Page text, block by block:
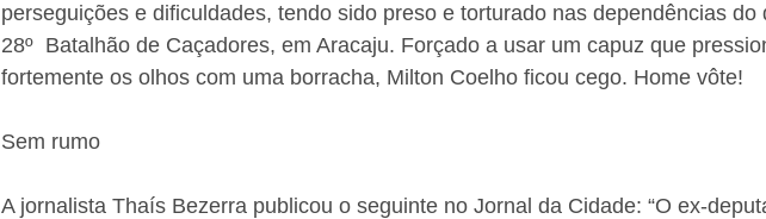
perseguições e dificuldades, tendo sido preso e torturado nas dependências do
28º  Batalhão de Caçadores, em Aracaju. Forçado a usar um capuz que
fortemente os olhos com uma borracha, Milton Coelho ficou cego. Home vôte!
Sem rumo
A jornalista Thaís Bezerra publicou o seguinte no Jornal da Cidade: “O ex-